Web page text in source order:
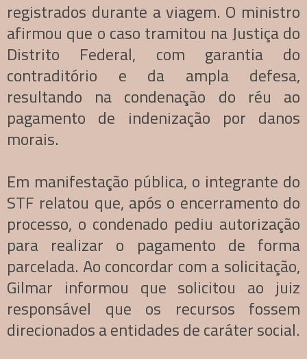
registrados durante a viagem. O ministro
afirmou que o caso tramitou na Justiça do
Distrito Federal, com garantia do
contraditório e da ampla defesa,
resultando na condenação do réu ao
pagamento de indenização por danos
morais.
Em manifestação pública, o integrante do
STF relatou que, após o encerramento do
processo, o condenado pediu autorização
para realizar o pagamento de forma
parcelada. Ao concordar com a solicitação,
Gilmar informou que solicitou ao juiz
responsável que os recursos fossem
direcionados a entidades de caráter social.